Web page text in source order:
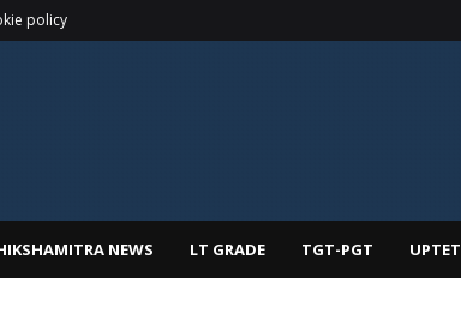
policy
NEWS LT GRADE TGT-PGT UPTET